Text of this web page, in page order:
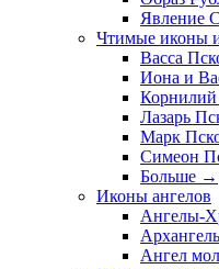
Явление
Чтимые иконы
Васса
Иона и
Корнилий
Лазарь
Марк
Симеон
Больше →
Иконы ангелов
Ангелы-
Ангел